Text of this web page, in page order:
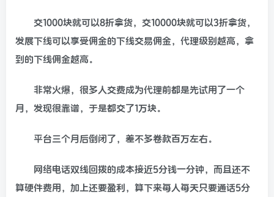
交1000块就可以8折拿货，交10000块就可以3折拿货，
发展下线可以享受佣金的下线交易佣金，代理级别越高，拿
到的下线佣金越高。
非常火爆，很多人交费成为代理前都是先试用了一个
月，发现很靠谱，于是都交了1万块。
平台三个月后倒闭了，差不多卷款百万左右。
网络电话双线回拨的成本接近5分钱一分钟，而且还不
算硬件费用，加上还要盈利，算下来每人每天只要通话5分